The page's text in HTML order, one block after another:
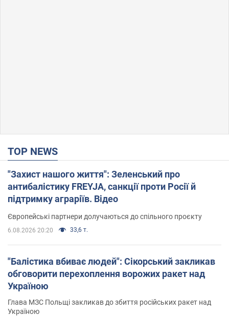
TOP NEWS
"Захист нашого життя": Зеленський про
антибалістику FREYJA, санкції проти Росії й
підтримку аграріїв. Відео
Європейські партнери долучаються до спільного проєкту
6.08.2026 20:20 33,6 т.
"Балістика вбиває людей": Сікорський закликав
обговорити перехоплення ворожих ракет над
Україною
Глава МЗС Польщі закликав до збиття російських ракет над
Україною